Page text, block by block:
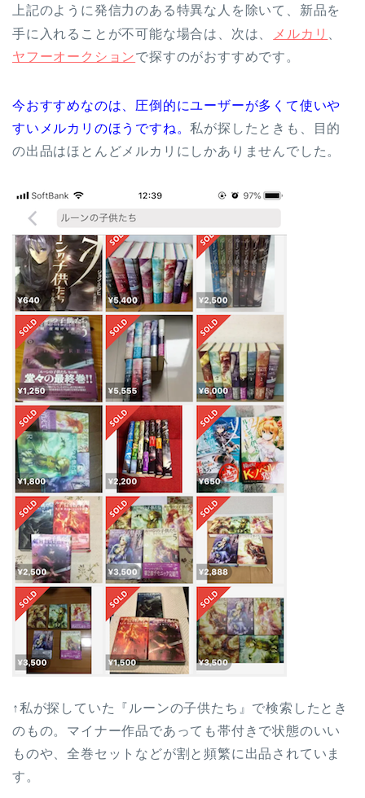
上記のように発信力のある特異な人を除いて、新品を
手に入れることが不可能な場合は、次は、
メルカリ
ヤフーオークションで探すのがおすすめです。
今おすすめなのは、圧倒的にユーザーが多くて使いや
すいメルカリのほうですね。私が探したときも、目的
の出品はほとんどメルカリにしかありませんでした。
↑私が探していた『ルーンの子供たち』で検索したとき
のもの。マイナー作品であっても帯付きで状態のいい
ものや、全巻セットなどが割と頻繁に出品されていま
す。